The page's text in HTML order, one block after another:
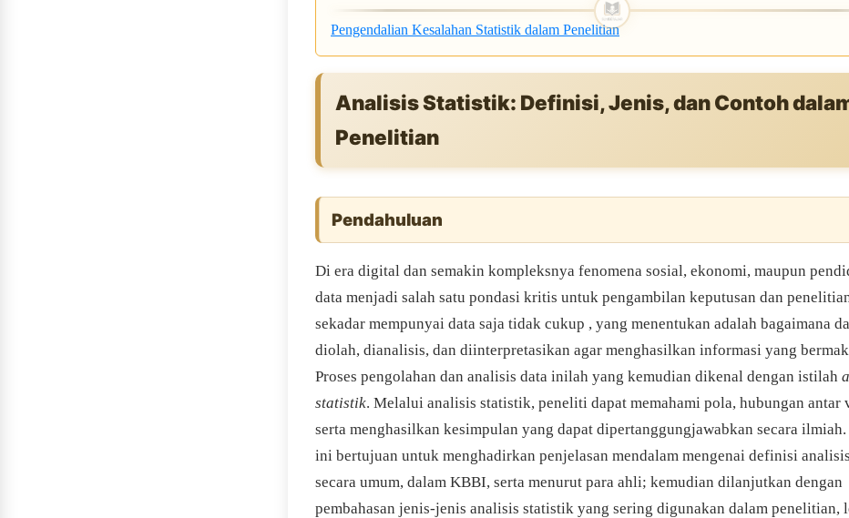
Pengendalian Kesalahan Statistik dalam Penelitian
Analisis Statistik: Definisi, Jenis, dan Contoh
Penelitian
Pendahuluan
Di era digital dan semakin kompleksnya fenomena sosial, ekonomi, maupun
data menjadi salah satu pondasi kritis untuk pengambilan keputusan dan
sekadar mempunyai data saja tidak cukup , yang menentukan adalah bagaimana
diolah, dianalisis, dan diinterpretasikan agar menghasilkan informasi yang
Proses pengolahan dan analisis data inilah yang kemudian dikenal dengan istilah
statistik. Melalui analisis statistik, peneliti dapat memahami pola, hubungan antar
serta menghasilkan kesimpulan yang dapat dipertanggungjawabkan secara
ini bertujuan untuk menghadirkan penjelasan mendalam mengenai definisi
secara umum, dalam KBBI, serta menurut para ahli; kemudian dilanjutkan dengan
pembahasan jenis-jenis analisis statistik yang sering digunakan dalam penelitian,